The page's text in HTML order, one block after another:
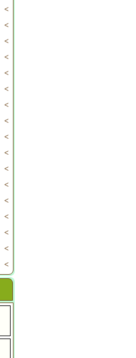
>
>
>
>
>
>
>
>
>
>
>
>
>
>
>
>
>